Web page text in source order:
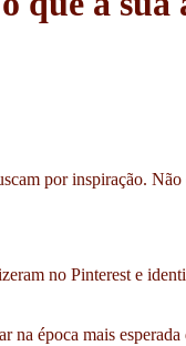
por inspiração.
no Pinterest e
época mais